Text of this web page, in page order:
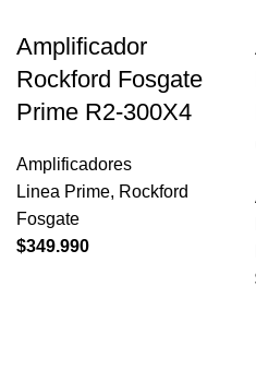
Amplificador
Rockford Fosgate
Prime R2-300X4
Amplificadores
Linea Prime, Rockford
Fosgate
$349.990